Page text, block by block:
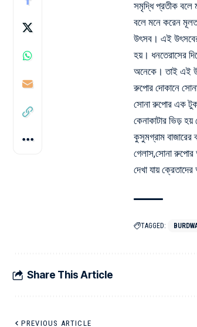
সমৃদ্ধি প্রতীক বলে
বলে মনে করেন
উৎসব। এই
হয়। ধনতেরাসের
অনেকে। তাই এই
রুপোর দোকানে
সোনা রুপোর এক
কেনাকাটার ভিড়
কুসুমগ্রাম বাজারের
গেলাস,সোনা রুপোর
দেখা যায়
TAGGED:
Share This Article
PREVIOUS ARTICLE